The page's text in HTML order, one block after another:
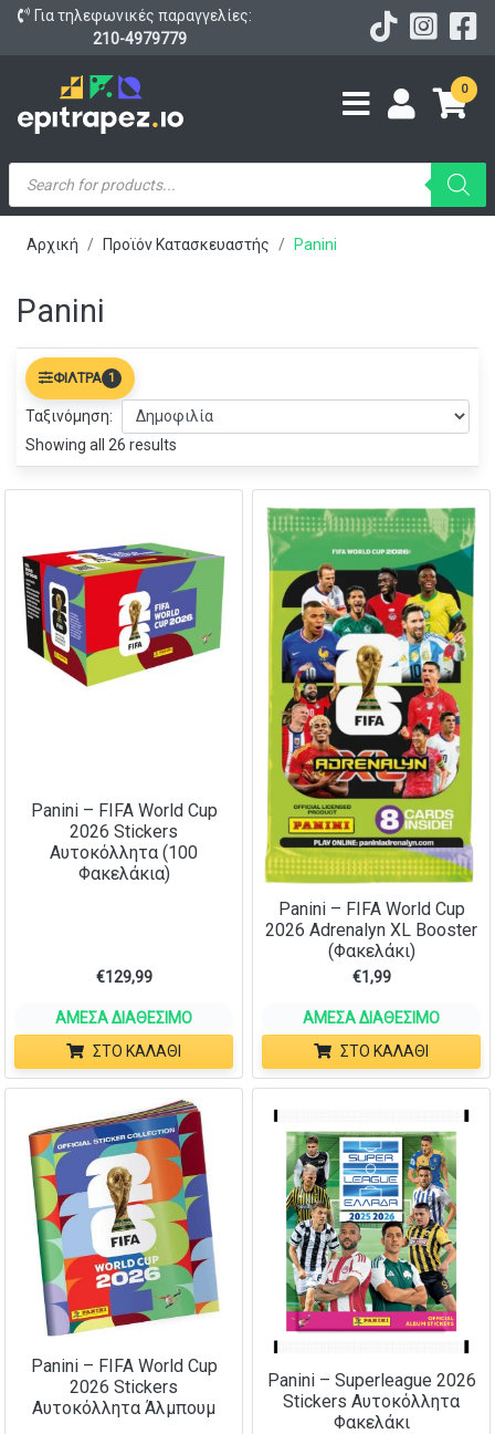
Για τηλεφωνικές παραγγελίες:
210-4979779
0
Products
search
Αρχική Προϊόν Κατασκευαστής Panini
Panini
Showing all 26 results
ΦΊΛΤΡΑ 1
Ταξινόμηση:
Panini – FIFA World Cup
2026 Stickers
Αυτοκόλλητα (100
Φακελάκια)
€129,99
ΆΜΕΣΑ ΔΙΑΘΈΣΙΜΟ
ΣΤΟ ΚΑΛΆΘΙ
Panini – FIFA World Cup
2026 Adrenalyn XL Booster
(Φακελάκι)
€1,99
ΆΜΕΣΑ ΔΙΑΘΈΣΙΜΟ
ΣΤΟ ΚΑΛΆΘΙ
Panini – FIFA World Cup
2026 Stickers
Αυτοκόλλητα Άλμπουμ
Panini – Superleague 2026
Stickers Αυτοκόλλητα
Φακελάκι